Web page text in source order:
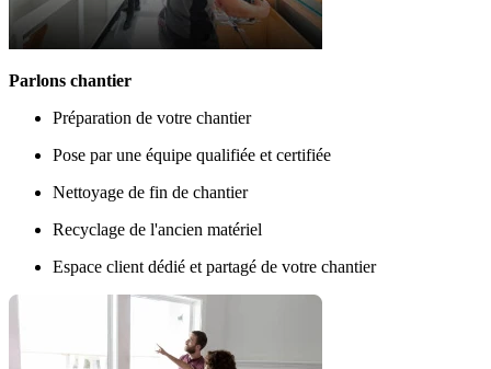
Parlons chantier
Préparation de votre chantier
Pose par une équipe qualifiée et certifiée
Nettoyage de fin de chantier
Recyclage de l'ancien matériel
Espace client dédié et partagé de votre chantier